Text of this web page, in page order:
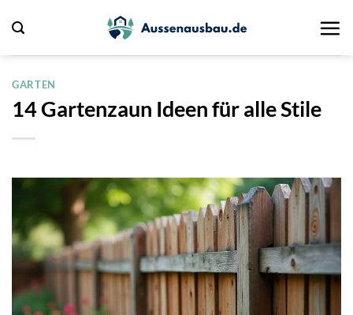
Inhalt
springen
GARTEN
14 Gartenzaun Ideen für alle Stile